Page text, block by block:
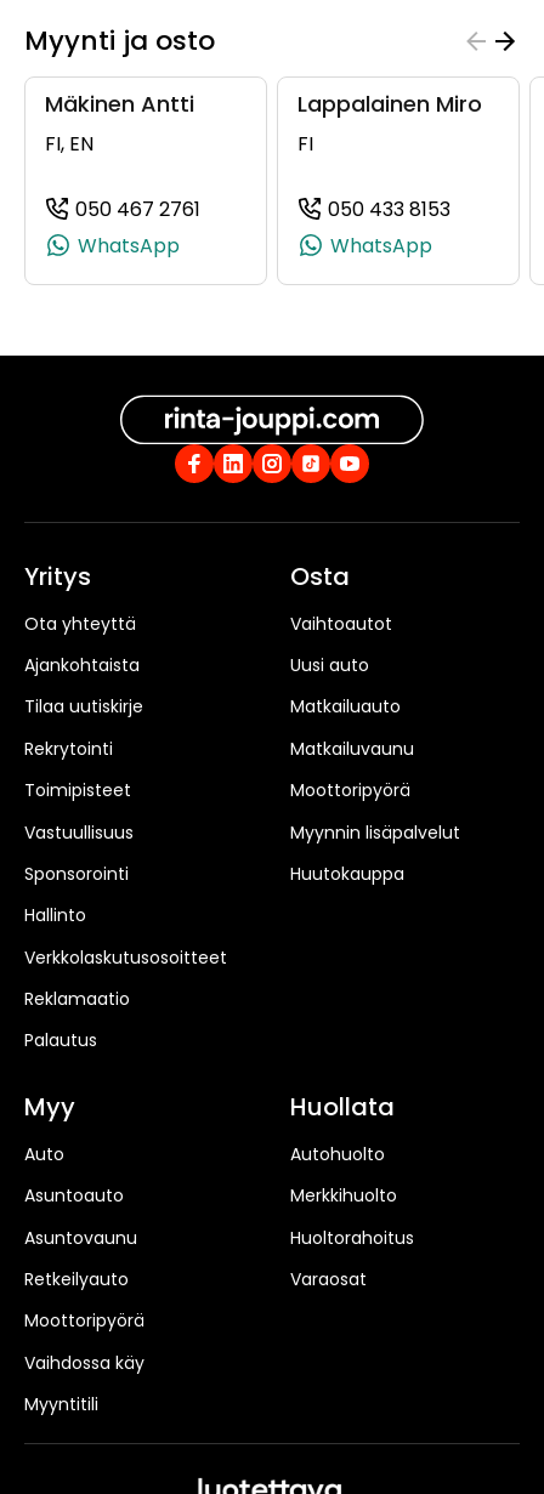
Myynti ja osto
Mäkinen Antti
FI, EN
050 467 2761
(+358504672761, 0504672761,
WhatsApp
Lappalainen Miro
FI
050 433 8153
WhatsApp
Yritys
Ota yhteyttä
Ajankohtaista
Tilaa uutiskirje
Rekrytointi
Toimipisteet
Vastuullisuus
Sponsorointi
Hallinto
Verkkolaskutusosoitteet
Reklamaatio
Palautus
Osta
Vaihtoautot
Uusi auto
Matkailuauto
Matkailuvaunu
Moottoripyörä
Myynnin lisäpalvelut
Huutokauppa
Myy
Auto
Asuntoauto
Asuntovaunu
Retkeilyauto
Moottoripyörä
Vaihdossa käy
Myyntitili
Huollata
Autohuolto
Merkkihuolto
Huoltorahoitus
Varaosat